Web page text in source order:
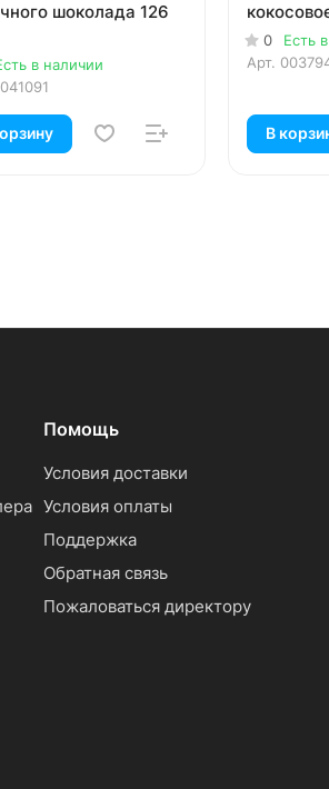
шоколада 126
в наличии
0
Есть
Арт.
В
Помощь
Условия доставки
Условия оплаты
Поддержка
Обратная связь
Пожаловаться директору